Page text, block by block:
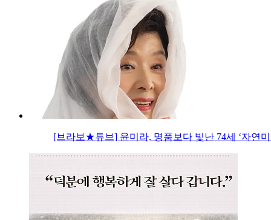
[브라보★튜브] 윤미라, 명품보다 빛난 74세 ‘자연미